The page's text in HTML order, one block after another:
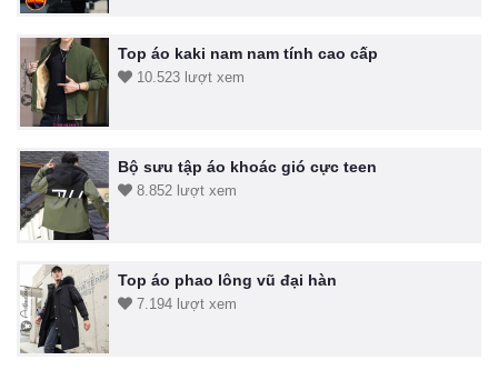
Top áo kaki nam nam tính cao cấp
10.523 lượt xem
Bộ sưu tập áo khoác gió cực teen
8.852 lượt xem
Top áo phao lông vũ đại hàn
7.194 lượt xem